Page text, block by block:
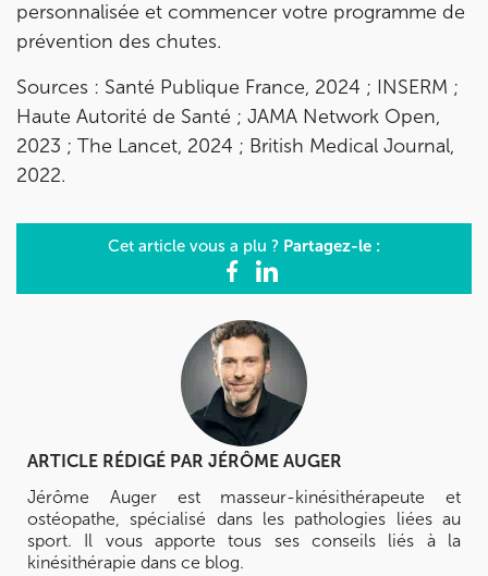
personnalisée et commencer votre programme de
prévention des chutes.
Sources : Santé Publique France, 2024 ; INSERM ;
Haute Autorité de Santé ; JAMA Network Open,
2023 ; The Lancet, 2024 ; British Medical Journal,
2022.
Cet article vous a plu ? Partagez-le :
ARTICLE RÉDIGÉ PAR JÉRÔME AUGER
Jérôme Auger est masseur-kinésithérapeute et
ostéopathe, spécialisé dans les pathologies liées au
sport. Il vous apporte tous ses conseils liés à la
kinésithérapie dans ce blog.